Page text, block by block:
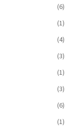
(6)
(1)
(4)
(3)
(1)
(3)
(6)
(1)